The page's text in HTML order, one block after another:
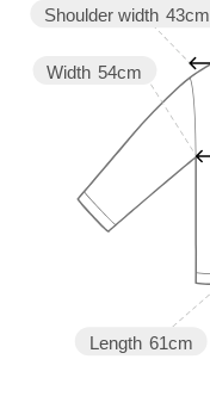
Length 61cm
Width 54cm
Shoulder width 43cm